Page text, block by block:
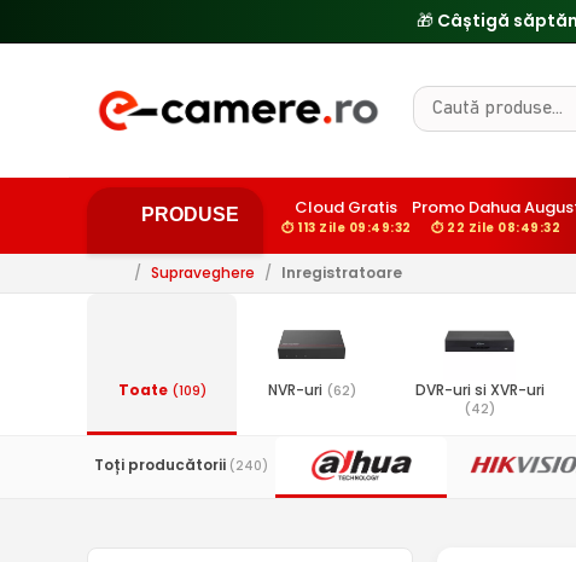
PRODUSE Cloud Gratis
⏱ 113 Zile 09:49:31
Promo Dahua August
⏱ 22 Zile 08:49:31
/ Supraveghere / Inregistratoare
Toate (109) NVR-uri (62) DVR-uri si XVR-uri
(42)
Toți producătorii (240)